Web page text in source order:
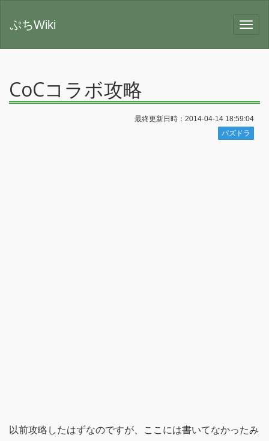
ぷちWiki
CoCコラボ攻略
最終更新日時：2014-04-14 18:59:04
パズドラ
以前攻略したはずなのですが、ここには書いてなかったみ